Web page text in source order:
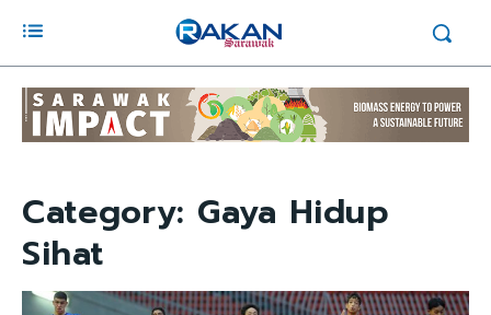
Category: Gaya Hidup
Sihat